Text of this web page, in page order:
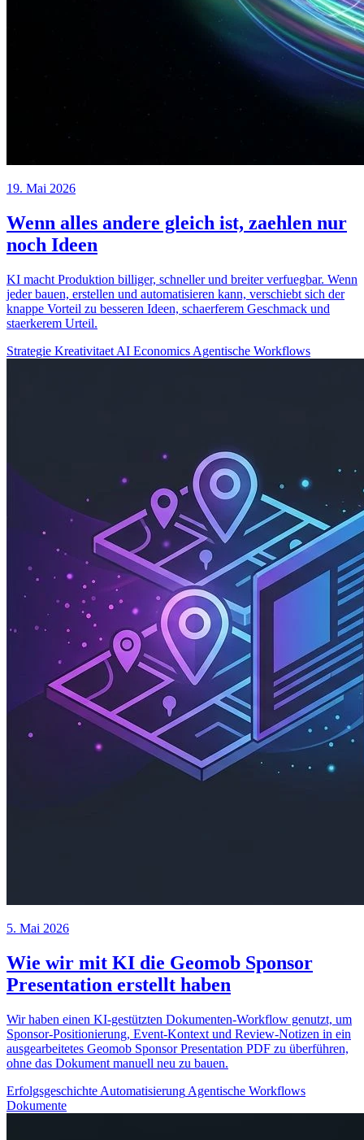
19. Mai 2026
Wenn alles andere gleich ist, zaehlen nur
noch Ideen
KI macht Produktion billiger, schneller und breiter verfuegbar. Wenn
jeder bauen, erstellen und automatisieren kann, verschiebt sich der
knappe Vorteil zu besseren Ideen, schaerferem Geschmack und
staerkerem Urteil.
Strategie Kreativitaet AI Economics Agentische Workflows
5. Mai 2026
Wie wir mit KI die Geomob Sponsor
Presentation erstellt haben
Wir haben einen KI-gestützten Dokumenten-Workflow genutzt, um
Sponsor-Positionierung, Event-Kontext und Review-Notizen in ein
ausgearbeitetes Geomob Sponsor Presentation PDF zu überführen,
ohne das Dokument manuell neu zu bauen.
Erfolgsgeschichte Automatisierung Agentische Workflows
Dokumente